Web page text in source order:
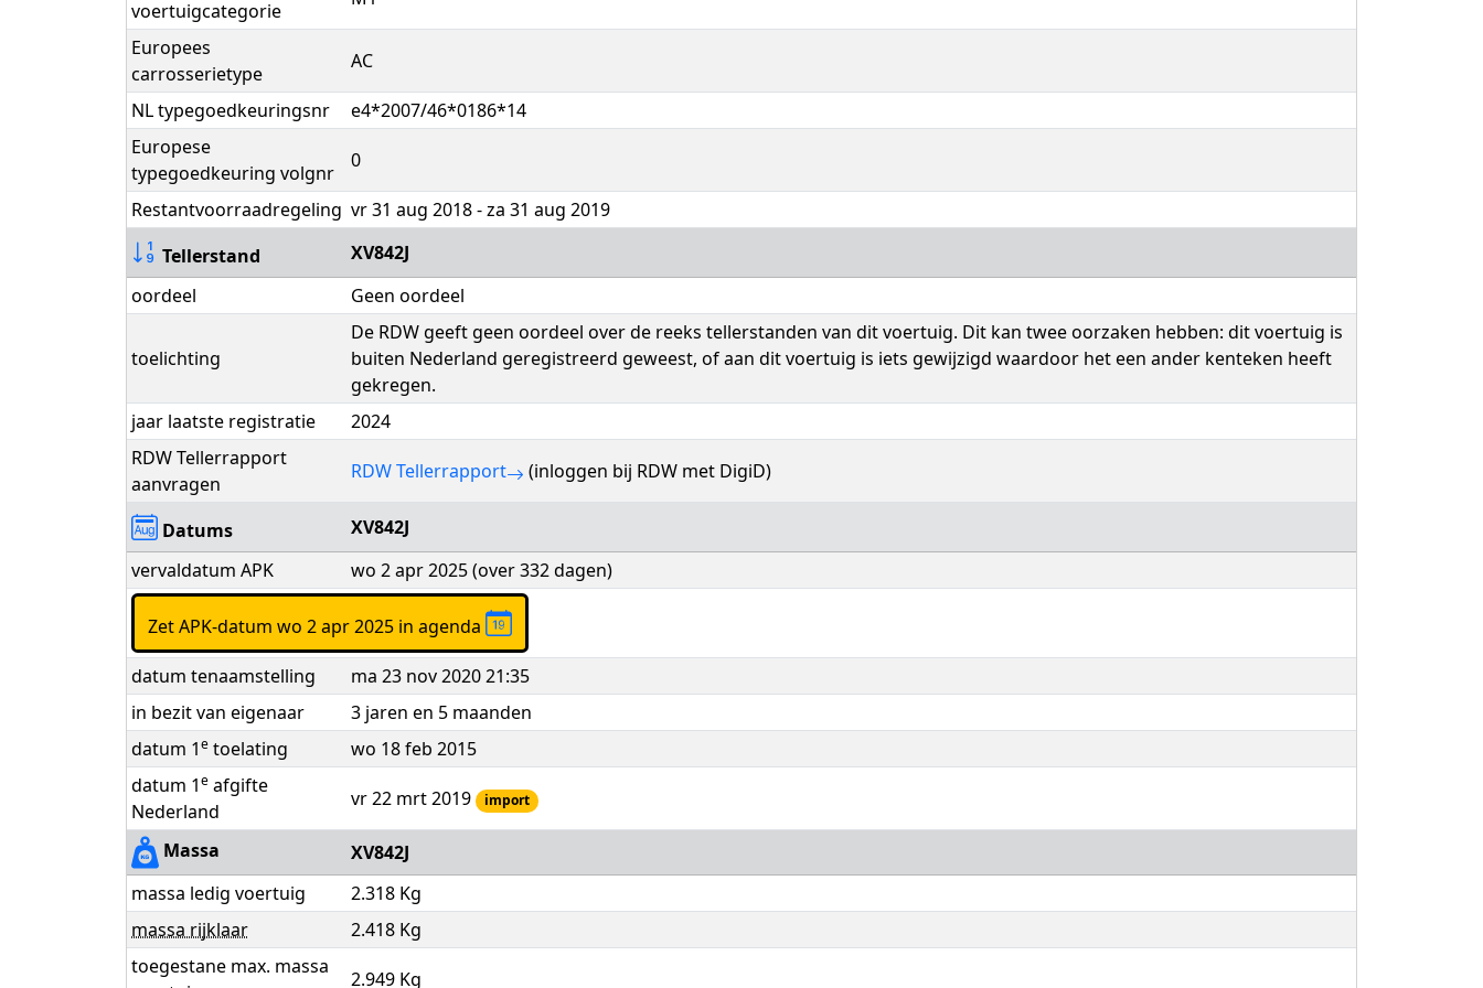
voertuigcategorie
Europees
carrosserietype
AC
NL typegoedkeuringsnr
e4*2007/46*0186*14
Europese
typegoedkeuring volgnr
0
Restantvoorraadregeling vr 31 aug 2018 - za 31 aug 2019
Tellerstand
XV842J
oordeel
Geen oordeel
toelichting
De RDW geeft geen oordeel over de reeks tellerstanden van dit voertuig. Dit kan twee oorzaken hebben: dit voertuig is
buiten Nederland geregistreerd geweest, of aan dit voertuig is iets gewijzigd waardoor het een ander kenteken heeft
gekregen.
jaar laatste registratie
2024
RDW Tellerrapport
aanvragen
RDW Tellerrapport (inloggen bij RDW met DigiD)
Datums
XV842J
vervaldatum APK
wo 2 apr 2025 (over 332 dagen)
Zet APK-datum wo 2 apr 2025 in agenda
datum tenaamstelling
ma 23 nov 2020 21:35
in bezit van eigenaar
3 jaren en 5 maanden
datum 1e toelating
wo 18 feb 2015
datum 1e afgifte
Nederland
vr 22 mrt 2019 import
Massa
XV842J
massa ledig voertuig
2.318 Kg
massa rijklaar
2.418 Kg
toegestane max. massa
2.949 Kg